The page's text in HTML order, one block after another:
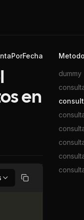
en
Copiar
dummy